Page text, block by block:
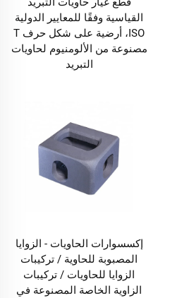
القياسية وفقًا للمعايير الدولية
ISO، أرضية على شكل حرف T
مصنوعة من الألومنيوم لحاويات
التبريد
إكسسوارات الحاويات - الزوايا
المصبوبة للحاوية / تركيبات
الزوايا للحاويات / تركيبات
الزاوية الخاصة المصنوعة في